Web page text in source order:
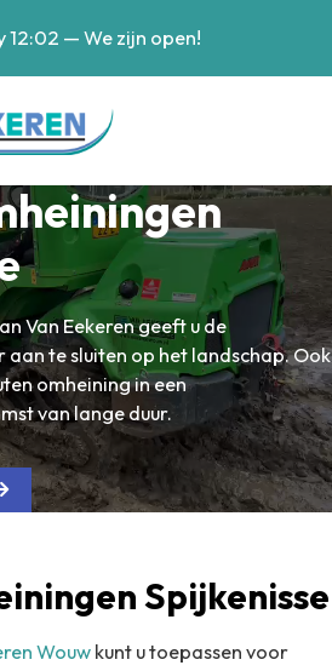
12:02 — We zijn open!
Van Eekeren geeft u de
te sluiten op het landschap. Ook
omheining in een
van lange duur.
Spijkenisse
Wouwkunt u toepassen voor